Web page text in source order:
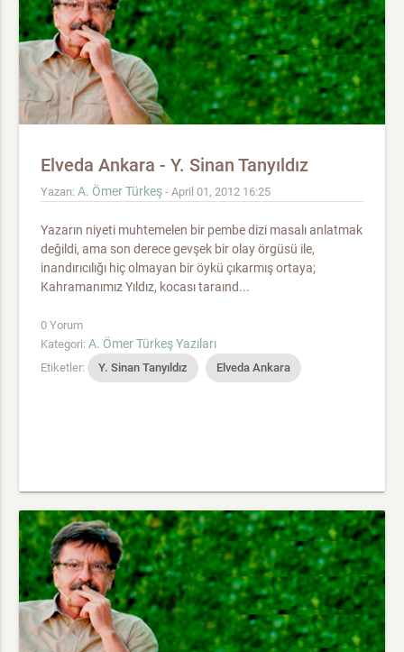
Elveda Ankara - Y. Sinan Tanyıldız
Yazan: A. Ömer Türkeş - April 01, 2012 16:25
Yazarın niyeti muhtemelen bir pembe dizi masalı anlatmak
değildi, ama son derece gevşek bir olay örgüsü ile,
inandırıcılığı hiç olmayan bir öykü çıkarmış ortaya;
Kahramanımız Yıldız, kocası taraınd...
0 Yorum
Kategori: A. Ömer Türkeş Yazıları
Etiketler: Y. Sinan Tanyıldız Elveda Ankara